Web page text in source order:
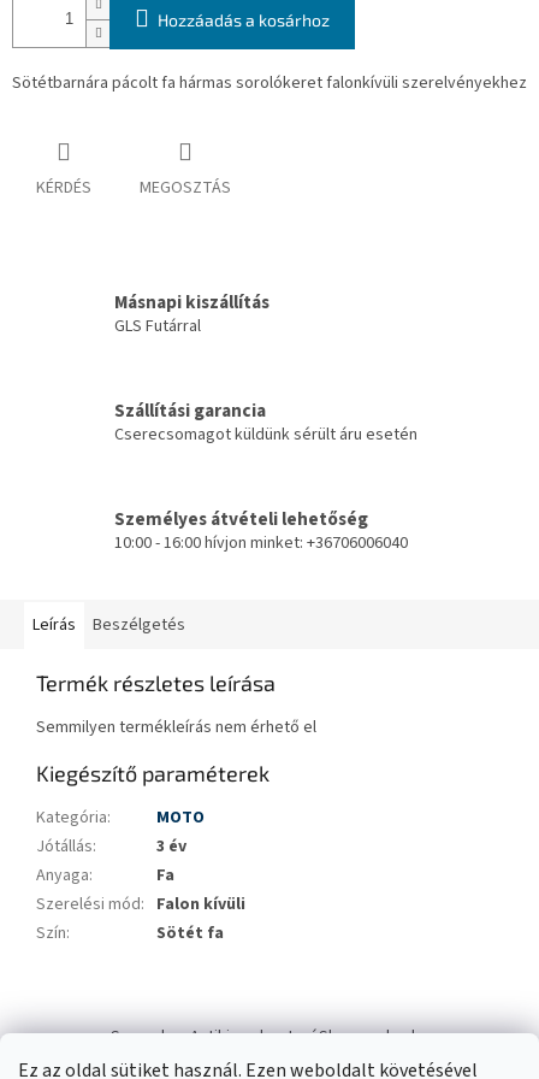
Ez az oldal sütiket használ. Ezen weboldalt követésével
Hozzáadás a kosárhoz
Sötétbarnára pácolt fa hármas sorolókeret falonkívüli szerelvényekhez
KÉRDÉS MEGOSZTÁS
Másnapi kiszállítás
GLS Futárral
Szállítási garancia
Cserecsomagot küldünk sérült áru esetén
Személyes átvételi lehetőség
10:00 - 16:00 hívjon minket: +36706006040
Leírás Beszélgetés
Termék részletes leírása
Semmilyen termékleírás nem érhető el
Kiegészítő paraméterek
Kategória:
MOTO
Jótállás:
3 év
Anyaga:
Fa
Szerelési mód: Falon kívüli
Szín: Sötét fa
á
Swana.hu Antikizzo.hu IzzóShop solyo.hu